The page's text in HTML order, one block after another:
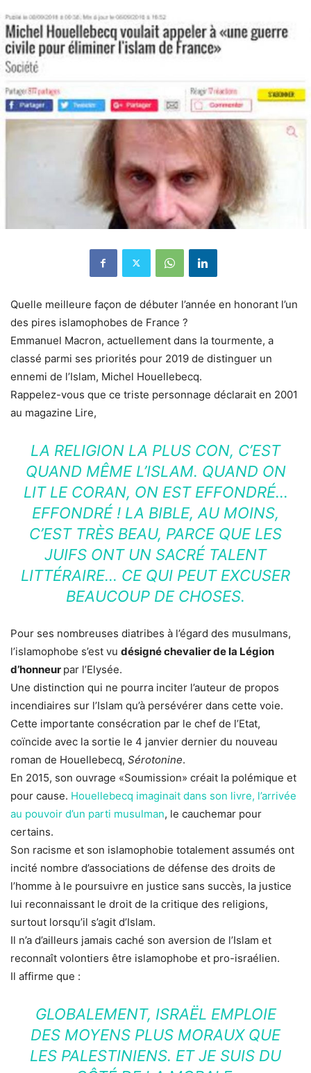
Quelle meilleure façon de débuter l’année en honorant l’un
des pires islamophobes de France ?
Emmanuel Macron, actuellement dans la tourmente, a
classé parmi ses priorités pour 2019 de distinguer un
ennemi de l’Islam, Michel Houellebecq.
Rappelez-vous que ce triste personnage déclarait en 2001
au magazine Lire,
LA RELIGION LA PLUS CON, C’EST
QUAND MÊME L’ISLAM. QUAND ON
LIT LE CORAN, ON EST EFFONDRÉ…
EFFONDRÉ ! LA BIBLE, AU MOINS,
C’EST TRÈS BEAU, PARCE QUE LES
JUIFS ONT UN SACRÉ TALENT
LITTÉRAIRE… CE QUI PEUT EXCUSER
BEAUCOUP DE CHOSES.
Pour ses nombreuses diatribes à l’égard des musulmans,
l’islamophobe s’est vu désigné chevalier de la Légion
d’honneur par l’Elysée.
Une distinction qui ne pourra inciter l’auteur de propos
incendiaires sur l’Islam qu’à persévérer dans cette voie.
Cette importante consécration par le chef de l’Etat,
coïncide avec la sortie le 4 janvier dernier du nouveau
roman de Houellebecq, Sérotonine.
En 2015, son ouvrage «Soumission» créait la polémique et
pour cause. Houellebecq imaginait dans son livre, l’arrivée
au pouvoir d’un parti musulman, le cauchemar pour
certains.
Son racisme et son islamophobie totalement assumés ont
incité nombre d’associations de défense des droits de
l’homme à le poursuivre en justice sans succès, la justice
lui reconnaissant le droit de la critique des religions,
surtout lorsqu’il s’agit d’Islam.
Il n’a d’ailleurs jamais caché son aversion de l’Islam et
reconnaît volontiers être islamophobe et pro-israélien.
Il affirme que :
GLOBALEMENT, ISRAËL EMPLOIE
DES MOYENS PLUS MORAUX QUE
LES PALESTINIENS. ET JE SUIS DU